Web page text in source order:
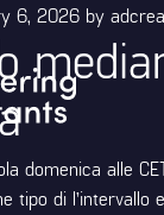
6, 2026 by
domenica alle
tipo di